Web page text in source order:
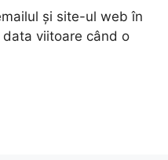
și site-ul web în
viitoare când o